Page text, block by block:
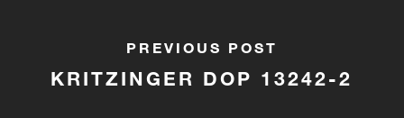
PREVIOUS POST
KRITZINGER DOP 13242-2